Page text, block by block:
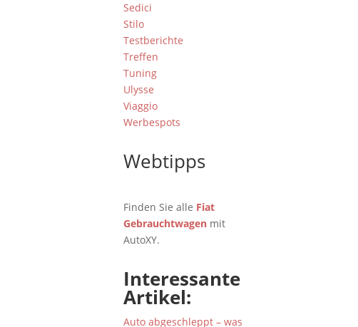
Sedici
Stilo
Testberichte
Treffen
Tuning
Ulysse
Viaggio
Werbespots
Webtipps
Finden Sie alle Fiat
Gebrauchtwagen mit
AutoXY.
Interessante
Artikel:
Auto abgeschleppt – was